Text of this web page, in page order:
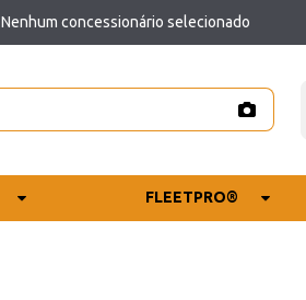
Nenhum concessionário selecionado
FLEETPRO®